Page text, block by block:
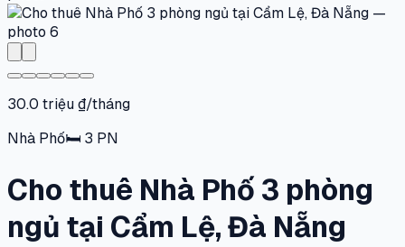
30.0 triệu ₫/tháng
Nhà Phố🛏 3 PN
Cho thuê Nhà Phố 3 phòng
ngủ tại Cẩm Lệ, Đà Nẵng